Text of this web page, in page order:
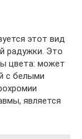
этот вид
радужки. Это
цвета: может
с белыми
является